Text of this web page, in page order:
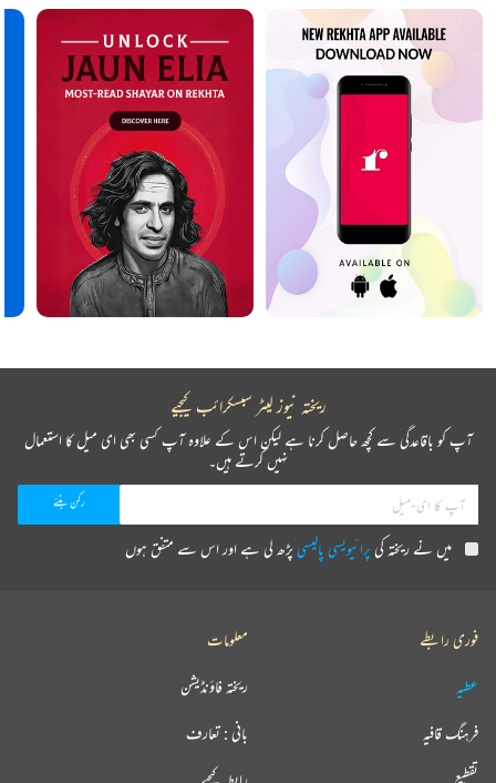
ریختہ نیوز لیٹر سبسکرائب کیجیے
آپ کو باقاعدگی سے کچھ حاصل کرنا ہے لیکن اس کے علاوہ آپ کسی بھی ای میل کا استعمال
نہیں کرتے ہیں۔
میں نے ریختہ کیپرائیویسی پالیسیپڑھ لی ہے اور اس سے متفق ہوں
فوری رابطے
عطیہ
فرہنگ قافیہ
معلومات
ریختہ فاؤنڈیشن
بانی : تعارف